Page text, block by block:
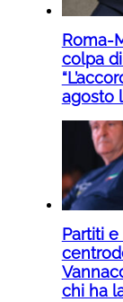
Roma-
colpa
agosto
Partiti
chi ha